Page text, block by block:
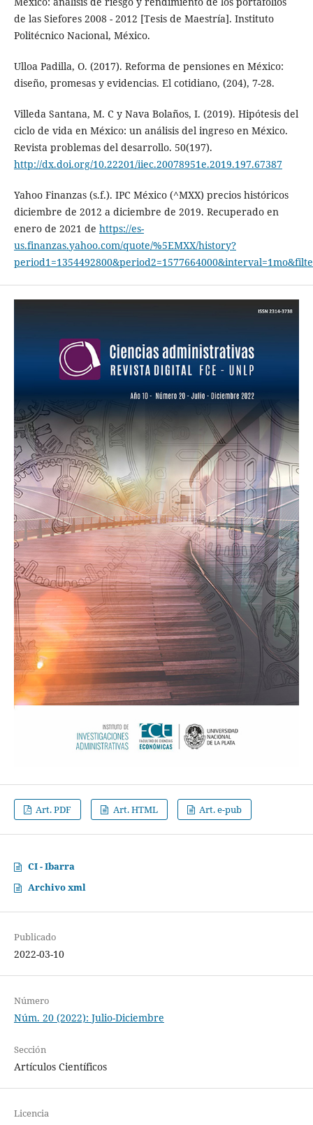
de las Siefores 2008 - 2012 [Tesis de Maestría]. Instituto
Politécnico Nacional, México.
Ulloa Padilla, O. (2017). Reforma de pensiones en México:
diseño, promesas y evidencias. El cotidiano, (204), 7-28.
Villeda Santana, M. C y Nava Bolaños, I. (2019). Hipótesis del
ciclo de vida en México: un análisis del ingreso en México.
Revista problemas del desarrollo. 50(197).
http://dx.doi.org/10.22201/iiec.20078951e.2019.197.67387
Yahoo Finanzas (s.f.). IPC México (^MXX) precios históricos
diciembre de 2012 a diciembre de 2019. Recuperado en
enero de 2021 de https://es-
us.finanzas.yahoo.com/quote/%5EMXX/history?
Art. PDF Art. HTML Art. e-pub
CI - Ibarra
Archivo xml
Publicado
2022-03-10
Número
Núm. 20 (2022): Julio-Diciembre
Sección
Artículos Científicos
Licencia